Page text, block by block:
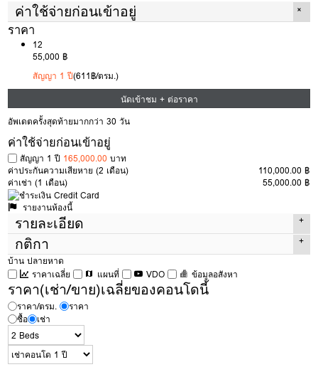
ค่าใช้จ่ายก่อนเข้าอยู่
ราคา
12
55,000 ฿
สัญญา 1 ปี(611฿/ตรม.)
นัดเข้าชม + ต่อราคา
อัพเดตครั้งสุดท้ายมากกว่า 30 วัน
ค่าใช้จ่ายก่อนเข้าอยู่
สัญญา 1 ปี 165,000.00 บาท
ค่าประกันความเสียหาย(2 เดือน)
110,000.00 ฿
ค่าเช่า(1 เดือน)
55,000.00 ฿
รายงานห้องนี้
รายละเอียด
ประเภทห้อง
2 Beds
พื้นที่
ตึก
ชั้น
ห้องนอน
ห้องน้ำ
ประเภทห้อง
กติกา
กติกาในการเข้าชมห้องเพื่อเช่าของ Condothai
มีค่าเปิดห้อง 300 บาทหากถูกใจและทำสัญญาค่าเปิดห้องนี้จะนำไปหักจากค่า
ใช้จ่ายได้เต็มจำนวน แต่หากไม่ถูกใจ 300 บาทนี้จะเป็นค่าดำเนินการในการ
เปิดห้องครับ
หากภาพใน
https://www.condothai.co.th
Condothai ยินดีคืนเงินเต็มจำนวน
บ้าน ปลายหาด
ราคาเฉลี่ย
แผนที่ VDO ข้อมูลอสังหา
ราคา(เช่า/ขาย)เฉลี่ยของคอนโดนี้
ราคา/ตรม.
ราคา
ซื้อ
เช่า